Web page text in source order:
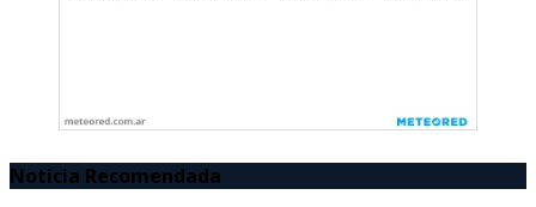
Noticia Recomendada